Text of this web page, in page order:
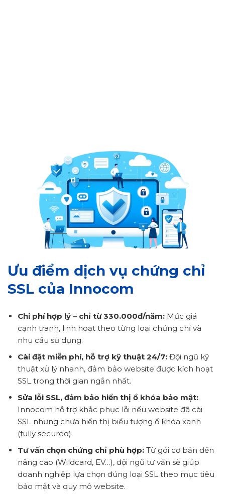
Ưu điểm dịch vụ chứng chỉ
SSL của Innocom
Chi phí hợp lý – chỉ từ 330.000đ/năm:Mức giá
cạnh tranh, linh hoạt theo từng loại chứng chỉ và
nhu cầu sử dụng.
Cài đặt miễn phí, hỗ trợ kỹ thuật 24/7:Đội ngũ kỹ
thuật xử lý nhanh, đảm bảo website được kích hoạt
SSL trong thời gian ngắn nhất.
Sửa lỗi SSL, đảm bảo hiển thị ổ khóa bảo mật:
Innocom hỗ trợ khắc phục lỗi nếu website đã cài
SSL nhưng chưa hiển thị biểu tượng ổ khóa xanh
(fully secured).
Tư vấn chọn chứng chỉ phù hợp:Từ gói cơ bản đến
nâng cao (Wildcard, EV…), đội ngũ tư vấn sẽ giúp
doanh nghiệp lựa chọn đúng loại SSL theo mục tiêu
bảo mật và quy mô website.